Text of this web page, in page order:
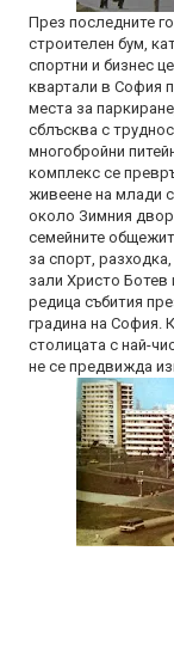
През последните
строителен бум,
спортни и бизнес
квартали в София
места за
сблъсква с
многобройни
комплекс се
живеене на млади
около Зимния
семейните
за спорт,
зали Христо Ботев
редица събития
градина на София.
столицата с най-
не се предвижда